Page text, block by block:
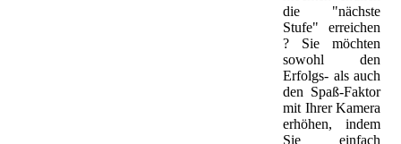
die "nächste
Stufe" erreichen
? Sie möchten
sowohl den
Erfolgs- als auch
den Spaß-Faktor
mit Ihrer Kamera
erhöhen, indem
Sie einfach